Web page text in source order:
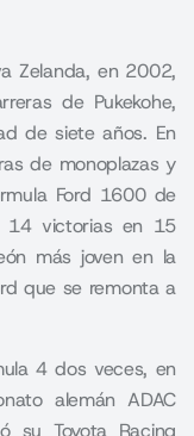
Zelanda, en 2002,
de Pukekohe,
de siete años. En
de monoplazas y
Ford 1600 de
14 victorias en 15
más joven en la
que se remonta a
4 dos veces, en
alemán ADAC
su Toyota Racing